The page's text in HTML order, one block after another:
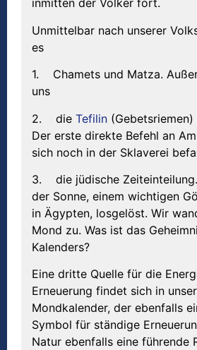
inmitten der Völker fort.
Unmittelbar nach unserer
es
1. Chamets und Matza.
uns
2. die Tefilin
Der erste direkte Befehl an
sich noch in der Sklaverei
3. die jüdische
der Sonne, einem wichtigen
in Ägypten, losgelöst. Wir
Mond zu. Was ist das
Kalenders?
Eine dritte Quelle für die
Erneuerung findet sich in
Mondkalender, der ebenfalls
Symbol für ständige
Natur ebenfalls eine führende